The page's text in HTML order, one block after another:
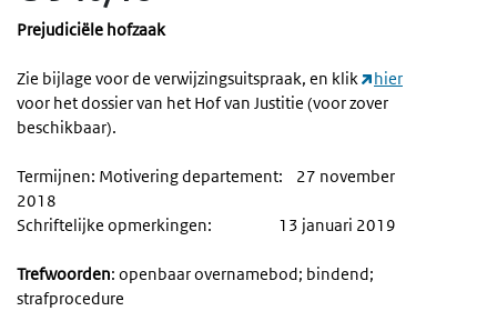
Prejudiciële hofzaak
Zie bijlage voor de verwijzingsuitspraak, en klik
hier
voor het dossier van het Hof van Justitie (voor zover
beschikbaar).
Termijnen: Motivering departement: 27 november
2018
Schriftelijke opmerkingen: 13 januari 2019
Trefwoorden: openbaar overnamebod; bindend;
strafprocedure